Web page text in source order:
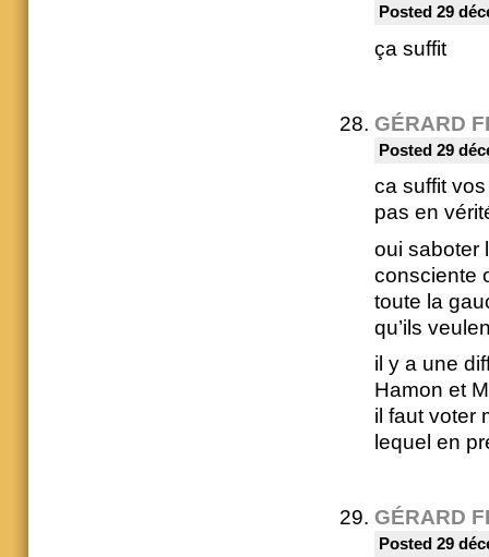
Posted 29
ça suffit
GÉRARD
Posted 29
ca suffit
pas en
oui saboter
consciente
toute la
qu’ils
il y a une
Hamon et
il faut voter
lequel en
GÉRARD
Posted 29